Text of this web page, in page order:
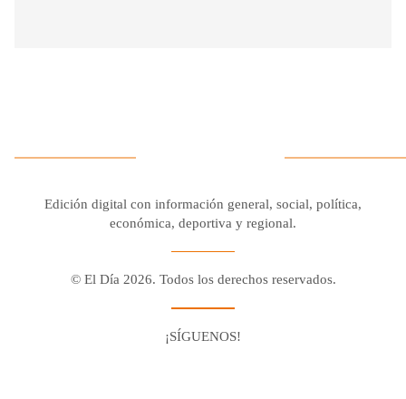
Edición digital con información general, social, política,
económica, deportiva y regional.
© El Día 2026. Todos los derechos reservados.
¡SÍGUENOS!